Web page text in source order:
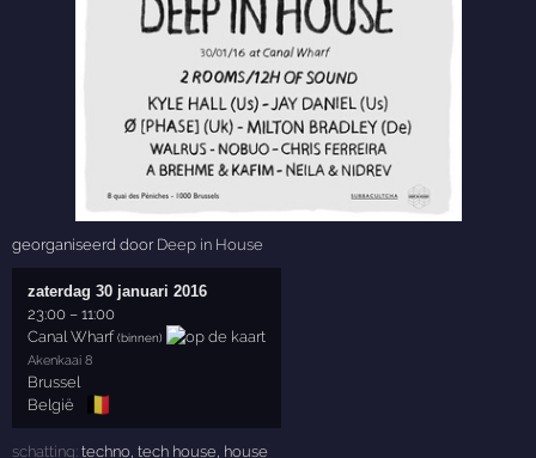
georganiseerd door Deep in House
zaterdag 30 januari 2016
23:00 –11:00
Canal Wharf (binnen)
Akenkaai 8
Brussel
België
🇧🇪
schatting:techno,tech house, house